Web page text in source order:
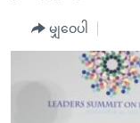
အစ္စရေး-ပါလက်စတိုင်
အင်္ဂလိပ်စာလေ့လာမ
အမေရိကန်သုံးအီဒီ
မကြေးမုံရဲ့ အင်္ဂလိပ်
အပတ်စဉ်ကဏ္ဍများ
ရေဒီယို
ရေဒီယိုနှင့်ရုပ်သံ အ
မျှဝေပါ